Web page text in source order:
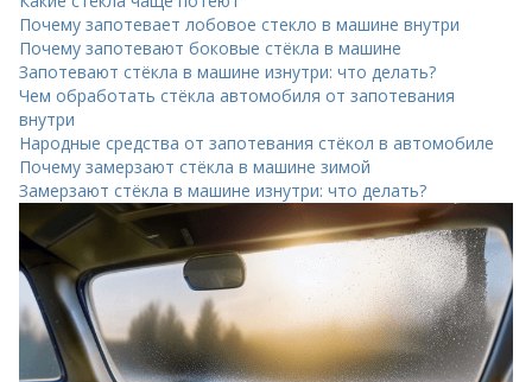
Почему запотевает лобовое стекло в машине внутри
Почему запотевают боковые стёкла в машине
Запотевают стёкла в машине изнутри: что делать?
Чем обработать стёкла автомобиля от запотевания
внутри
Народные средства от запотевания стёкол в автомобиле
Почему замерзают стёкла в машине зимой
Замерзают стёкла в машине изнутри: что делать?